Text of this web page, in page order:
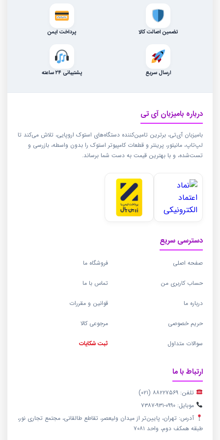
تضمین اصالت کالا پرداخت ایمن
ارسال سریع پشتیبانی ۲۴ ساعته
درباره بامیزبان آی تی
بامیزبان آی‌تی، برترین تامین‌کننده دستگاه‌های استوک اروپایی، تلاش می‌کند تا
لپ‌تاپ، مانیتور، پرینتر و قطعات کامپیوتر استوک را بدون واسطه، بازرسی و
تست‌شده، و با بهترین قیمت به دست شما برساند.
دسترسی سریع
صفحه اصلی فروشگاه ما
حساب کاربری من تماس با ما
درباره ما قوانین و مقررات
حریم خصوصی مرجوعی کالا
سوالات متداول ثبت شکایات
ارتباط با ما
تلفن: ۸۸۲۲۷۵۶۹ (۰۲۱)
موبایل: ۰۹۹۰-۹۳۱-۷۳۸۷
آدرس: تهران، پایین‌تر از میدان ولیعصر، تقاطع طالقانی، مجتمع تجاری نور،
طبقه همکف دوم، واحد ۷۰۸۱